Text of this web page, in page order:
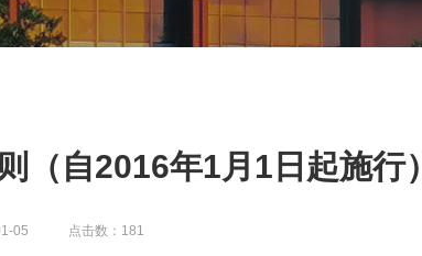
（自2016年1月1日起施行）
05 点击数：181